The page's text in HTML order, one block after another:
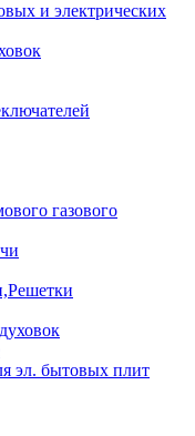
и электрических
газового
эл. бытовых плит